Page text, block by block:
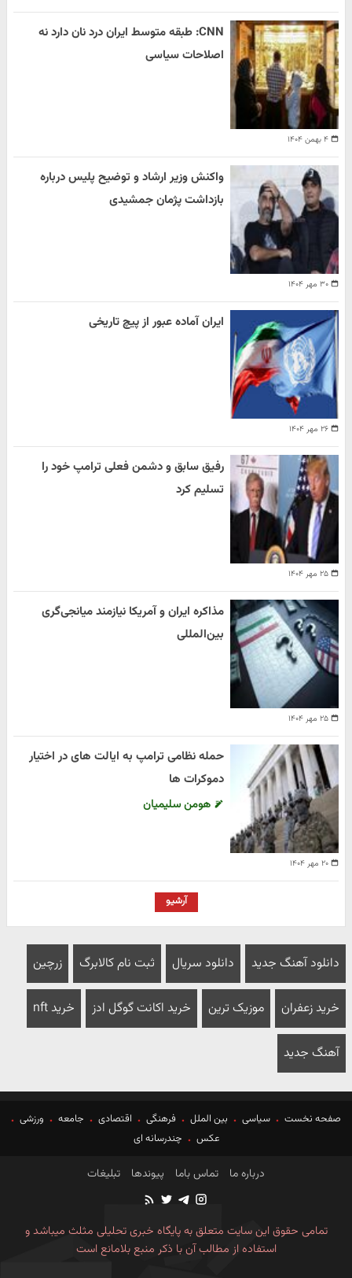
۴ بهمن ۱۴۰۴
CNN: طبقه متوسط ایران درد نان دارد نه
اصلاحات سیاسی
۳۰ مهر ۱۴۰۴
واکنش وزیر ارشاد و توضیح پلیس درباره
بازداشت پژمان جمشیدی
۲۶ مهر ۱۴۰۴
ایران آماده عبور از پیچ تاریخی
۲۵ مهر ۱۴۰۴
رفیق سابق و دشمن فعلی ترامپ خود را
تسلیم کرد
۲۵ مهر ۱۴۰۴
مذاکره ایران و آمریکا نیازمند میانجی‌گری
بین‌المللی
۲۰ مهر ۱۴۰۴
حمله نظامی ترامپ به ایالت های در اختیار
دموکرات ها
هومن سلیمیان
آرشیو
دانلود آهنگ جدید دانلود سریال ثبت نام کالابرگ زرچین
خرید زعفران موزیک ترین خرید اکانت گوگل ادز خرید nft
آهنگ جدید
صفحه نخست سیاسی بین الملل فرهنگی اقتصادی جامعه
ورزشی
عکس
چندرسانه ای
درباره ما تماس باما پیوندها تبلیغات
تمامی حقوق این سایت متعلق به پایگاه خبری تحلیلی مثلث میباشد و
استفاده از مطالب آن با ذکر منبع بلامانع است